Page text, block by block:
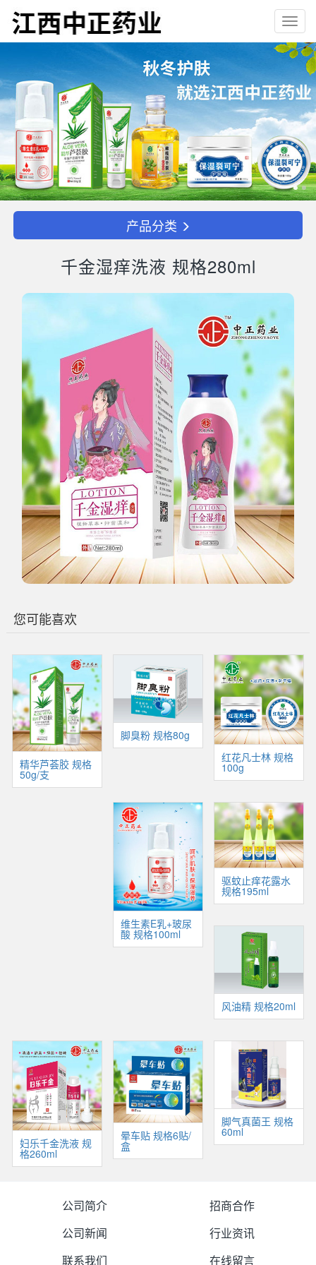
产品分类
千金湿痒洗液 规格280ml
您可能喜欢
精华芦荟胶 规格
50g/支
脚臭粉 规格80g
红花凡士林 规格
100g
维生素E乳+玻尿
酸 规格100ml
驱蚊止痒花露水
规格195ml
风油精 规格20ml
妇乐千金洗液 规
格260ml
晕车贴 规格6贴/
盒
脚气真菌王 规格
60ml
公司简介
招商合作
公司新闻
行业资讯
联系我们
在线留言